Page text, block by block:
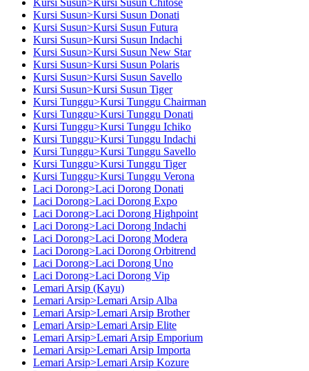
Kursi Susun>Kursi Susun Chitose
Kursi Susun>Kursi Susun Donati
Kursi Susun>Kursi Susun Futura
Kursi Susun>Kursi Susun Indachi
Kursi Susun>Kursi Susun New Star
Kursi Susun>Kursi Susun Polaris
Kursi Susun>Kursi Susun Savello
Kursi Susun>Kursi Susun Tiger
Kursi Tunggu>Kursi Tunggu Chairman
Kursi Tunggu>Kursi Tunggu Donati
Kursi Tunggu>Kursi Tunggu Ichiko
Kursi Tunggu>Kursi Tunggu Indachi
Kursi Tunggu>Kursi Tunggu Savello
Kursi Tunggu>Kursi Tunggu Tiger
Kursi Tunggu>Kursi Tunggu Verona
Laci Dorong>Laci Dorong Donati
Laci Dorong>Laci Dorong Expo
Laci Dorong>Laci Dorong Highpoint
Laci Dorong>Laci Dorong Indachi
Laci Dorong>Laci Dorong Modera
Laci Dorong>Laci Dorong Orbitrend
Laci Dorong>Laci Dorong Uno
Laci Dorong>Laci Dorong Vip
Lemari Arsip (Kayu)
Lemari Arsip>Lemari Arsip Alba
Lemari Arsip>Lemari Arsip Brother
Lemari Arsip>Lemari Arsip Elite
Lemari Arsip>Lemari Arsip Emporium
Lemari Arsip>Lemari Arsip Importa
Lemari Arsip>Lemari Arsip Kozure